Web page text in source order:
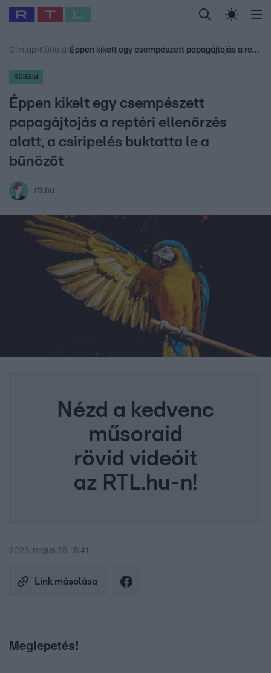
Legfrissebb RTL Híradó Randi Celeb vagyok,
Babits Marcella Most Wanted Gallusz
Címlap› Külföld › Éppen kikelt egy csempészett papagájtojás a reptéri ellenőrzés alatt, a csiripelés buktatta le a bűnözőt
Külföld
Éppen kikelt egy csempészett
papagájtojás a reptéri ellenőrzés
alatt, a csiripelés buktatta le a
bűnözőt
rtl.hu
Nézd a kedvenc
műsoraid
rövid videóit
az RTL.hu-n!
2023. május 25. 15:41
Link másolása
Meglepetés!